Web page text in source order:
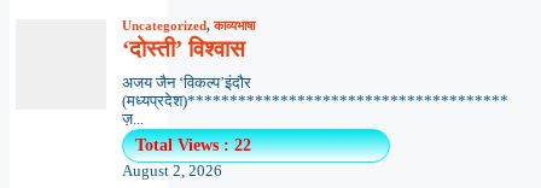
Uncategorized,काव्यभाषा
‘दोस्ती’ विश्वास
अजय जैन ‘विकल्प’इंदौर
(मध्यप्रदेश)**************************************
ज़...
Total Views : 22
August 2, 2026